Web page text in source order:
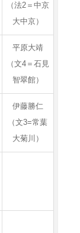
（法2＝中京
大中京）
平原大靖
（文4＝石見
智翠館）
伊藤勝仁
（文3=常葉
大菊川）